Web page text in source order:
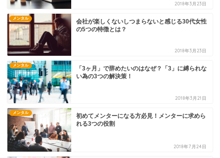
2018年3月23日
メンタル
会社が楽しくないしつまらないと感じる30代女性
の5つの特徴とは？
2018年3月23日
メンタル
「3ヶ月」で辞めたいのはなぜ？「3」に縛られな
い為の3つの解決策！
2018年3月21日
メンタル
初めてメンターになる方必見！メンターに求めら
れる3つの役割
2018年7月24日